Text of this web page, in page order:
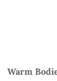
Warm